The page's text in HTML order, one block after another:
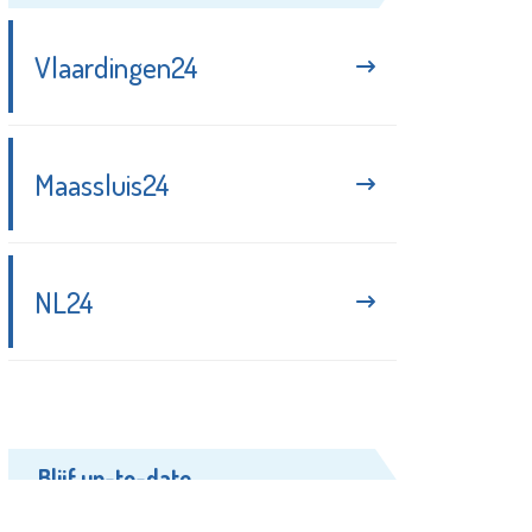
Vlaardingen24
Maassluis24
NL24
Blijf up-to-date